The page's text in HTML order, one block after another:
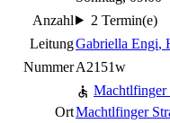
Anzahl
2 Termin(e)
LeitungGabriella Engi,
NummerA2151w
Ort
Machtlfinger
Machtlfinger